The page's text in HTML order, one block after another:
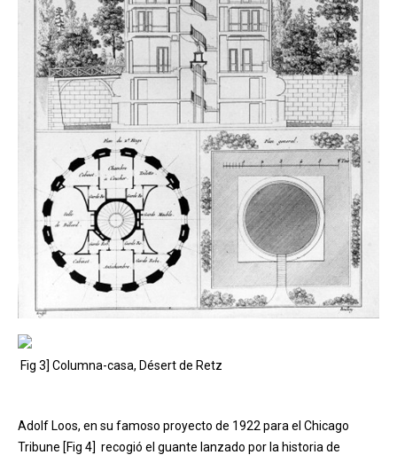
Fig 3] Columna-casa, Désert de Retz
Adolf Loos, en su famoso proyecto de 1922 para el Chicago
Tribune [Fig 4] recogió el guante lanzado por la historia de